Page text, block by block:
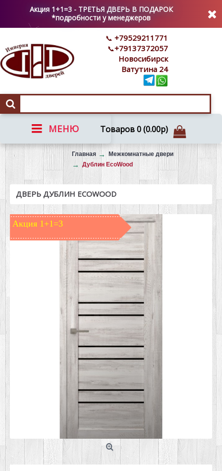
Акция 1+1=3 - ТРЕТЬЯ ДВЕРЬ В ПОДАРОК
*подробности у менеджеров
Товаров 0 (0.00р)
+79529211771
+79137372057
Новосибирск
Ватутина 24
МЕНЮ
Вызов на замер Главная
Межкомнатные двери
Дублин EcoWood
ДВЕРЬ ДУБЛИН ECOWOOD
Акция 1+1=3